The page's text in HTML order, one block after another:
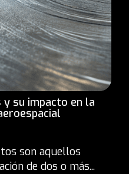
su impacto en la
son aquellos
de dos o más...